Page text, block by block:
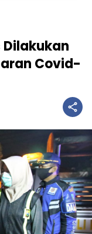
Dilakukan
Covid-